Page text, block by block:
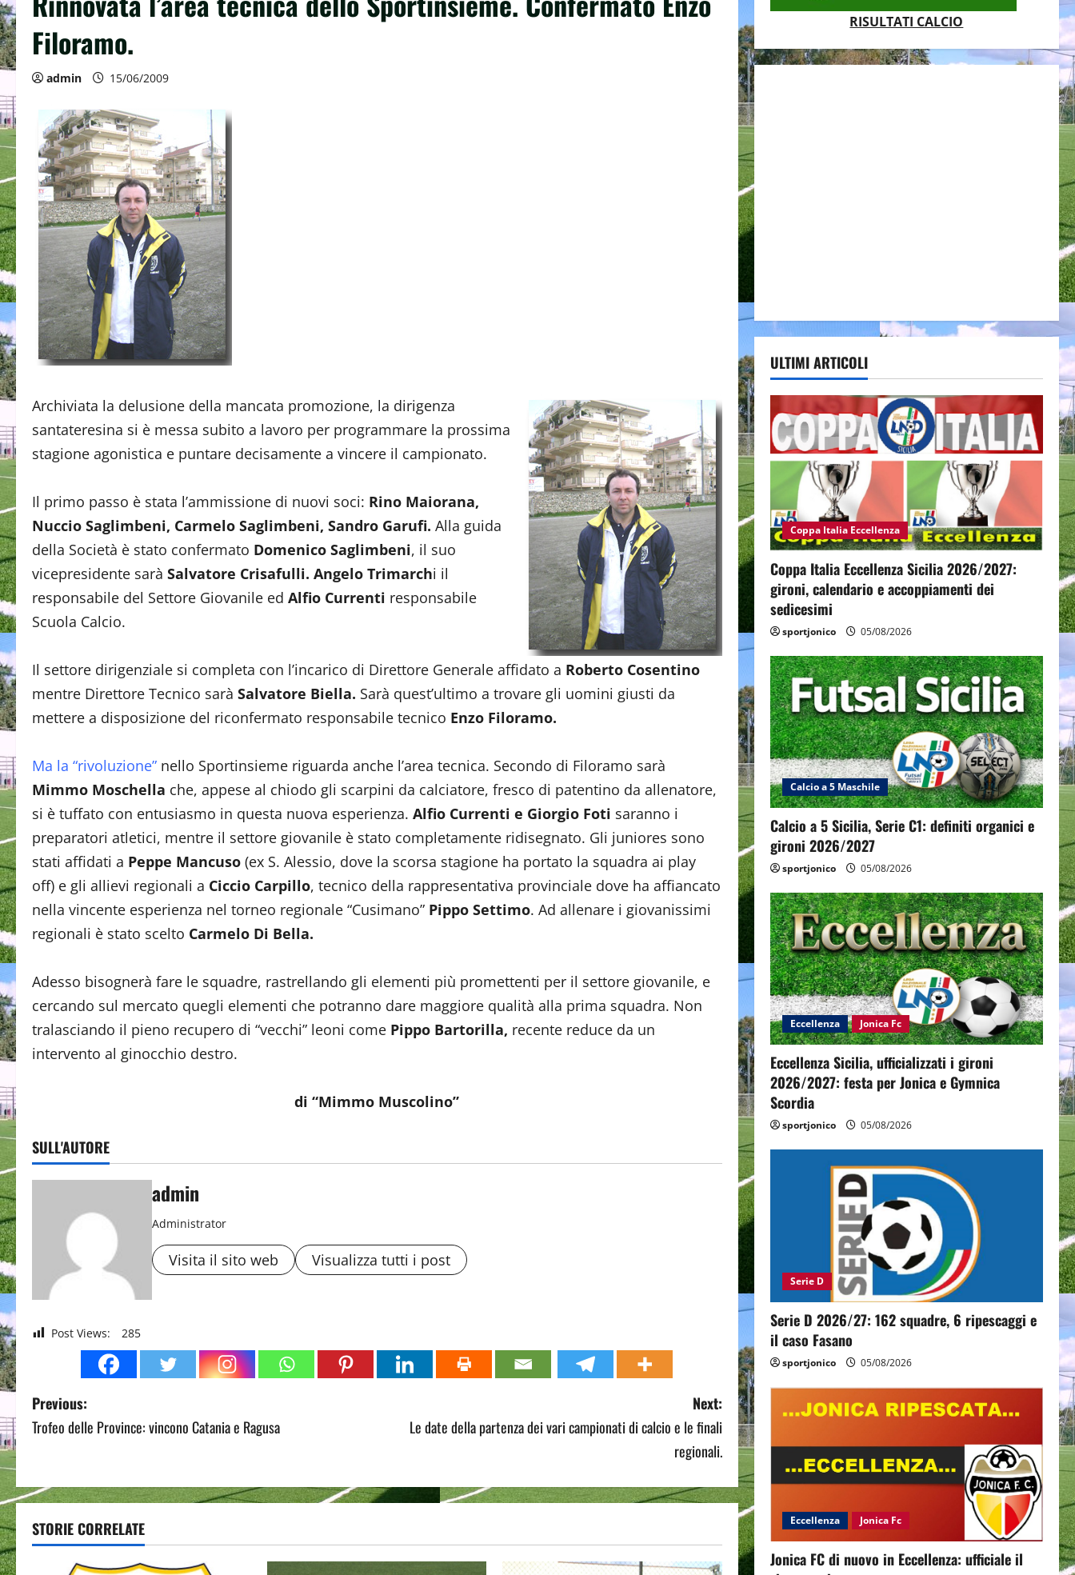
Filoramo.
admin 15/06/2009
Archiviata la delusione della mancata promozione, la dirigenza
santateresina si è messa subito a lavoro per programmare la prossima
stagione agonistica e puntare decisamente a vincere il campionato.
Il primo passo è stata l’ammissione di nuovi soci: Rino Maiorana,
Nuccio Saglimbeni, Carmelo Saglimbeni, Sandro Garufi. Alla guida
della Società è stato confermato Domenico Saglimbeni, il suo
vicepresidente sarà Salvatore Crisafulli. Angelo Trimarchi il
responsabile del Settore Giovanile ed Alfio Currenti responsabile
Scuola Calcio.
Il settore dirigenziale si completa con l’incarico di Direttore Generale affidato a Roberto Cosentino
mentre Direttore Tecnico sarà Salvatore Biella. Sarà quest’ultimo a trovare gli uomini giusti da
mettere a disposizione del riconfermato responsabile tecnico Enzo Filoramo.
Ma la “rivoluzione” nello Sportinsieme riguarda anche l’area tecnica. Secondo di Filoramo sarà
Mimmo Moschella che, appese al chiodo gli scarpini da calciatore, fresco di patentino da allenatore,
si è tuffato con entusiasmo in questa nuova esperienza. Alfio Currenti e Giorgio Foti saranno i
preparatori atletici, mentre il settore giovanile è stato completamente ridisegnato. Gli juniores sono
stati affidati a Peppe Mancuso (ex S. Alessio, dove la scorsa stagione ha portato la squadra ai play
off) e gli allievi regionali a Ciccio Carpillo, tecnico della rappresentativa provinciale dove ha affiancato
nella vincente esperienza nel torneo regionale “Cusimano” Pippo Settimo. Ad allenare i giovanissimi
regionali è stato scelto Carmelo Di Bella.
Adesso bisognerà fare le squadre, rastrellando gli elementi più promettenti per il settore giovanile, e
cercando sul mercato quegli elementi che potranno dare maggiore qualità alla prima squadra. Non
tralasciando il pieno recupero di “vecchi” leoni come Pippo Bartorilla, recente reduce da un
intervento al ginocchio destro.
di “Mimmo Muscolino”
SULL'AUTORE
admin
Administrator
Visita il sito web Visualizza tutti i post
Post Views: 285
P
o
t
n
Previous:
Trofeo delle Province: vincono Catania e Ragusa
Next:
Le date della partenza dei vari campionati di calcio e le finali
regionali.
STORIE CORRELATE
RISULTATI CALCIO
ULTIMI ARTICOLI
Coppa Italia Eccellenza
Coppa Italia Eccellenza Sicilia 2026/2027:
gironi, calendario e accoppiamenti dei
sedicesimi
sportjonico 05/08/2026
Calcio a 5 Maschile
Calcio a 5 Sicilia, Serie C1: definiti organici e
gironi 2026/2027
sportjonico 05/08/2026
Eccellenza Jonica Fc
Eccellenza Sicilia, ufficializzati i gironi
2026/2027: festa per Jonica e Gymnica
Scordia
sportjonico 05/08/2026
Serie D
Serie D 2026/27: 162 squadre, 6 ripescaggi e
il caso Fasano
sportjonico 05/08/2026
Eccellenza Jonica Fc
Jonica FC di nuovo in Eccellenza: ufficiale il